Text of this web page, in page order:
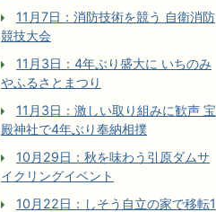
11月7日：消防技術を競う 自衛消防
競技大会
11月3日：4年ぶり盛大に いちのみ
やふるさとまつり
11月3日：激しい取り組みに歓声 宝
殿神社で4年ぶり奉納相撲
10月29日：秋を味わう引原ダムサ
イクリングイベント
10月22日：しそう自立の家で移転1